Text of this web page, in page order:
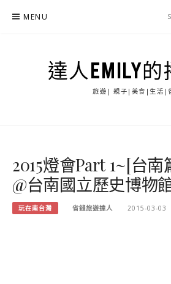
MENU
達人EMILY
旅遊| 親子|美食|生活|
2015燈會Part 1~[台
@台南國立歷史博物
玩在南台灣 省錢旅遊達人 2015-03-03